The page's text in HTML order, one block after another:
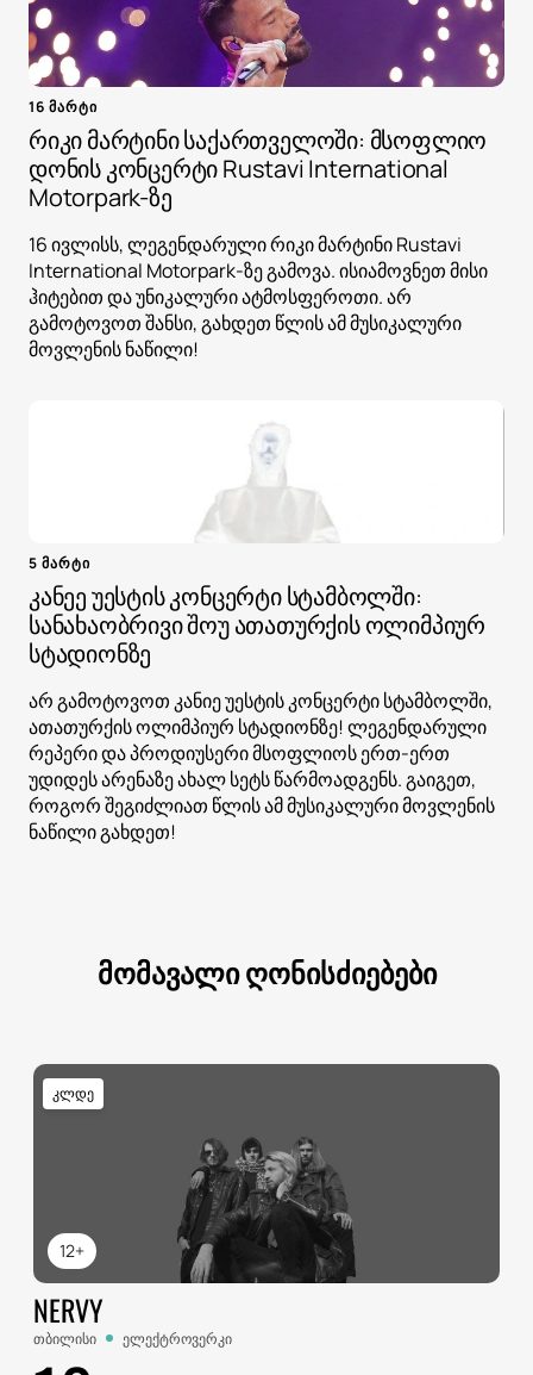
16 მარტი
რიკი მარტინი საქართველოში: მსოფლიო
დონის კონცერტი Rustavi International
Motorpark-ზე
16 ივლისს, ლეგენდარული რიკი მარტინი Rustavi
International Motorpark-ზე გამოვა. ისიამოვნეთ მისი
ჰიტებით და უნიკალური ატმოსფეროთი. არ
გამოტოვოთ შანსი, გახდეთ წლის ამ მუსიკალური
მოვლენის ნაწილი!
5 მარტი
კანეე უესტის კონცერტი სტამბოლში:
სანახაობრივი შოუ ათათურქის ოლიმპიურ
სტადიონზე
არ გამოტოვოთ კანიე უესტის კონცერტი სტამბოლში,
ათათურქის ოლიმპიურ სტადიონზე! ლეგენდარული
რეპერი და პროდიუსერი მსოფლიოს ერთ-ერთ
უდიდეს არენაზე ახალ სეტს წარმოადგენს. გაიგეთ,
როგორ შეგიძლიათ წლის ამ მუსიკალური მოვლენის
ნაწილი გახდეთ!
მომავალი ღონისძიებები
12+
კლდე
NERVY
თბილისი ელექტროვერკი